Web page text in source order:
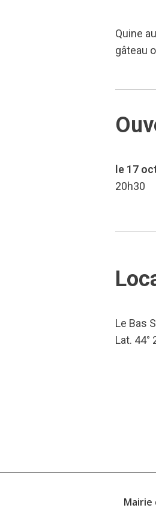
Quine
gâteau
le 17
20h30
Le Bas
Lat. 44°
Mairie